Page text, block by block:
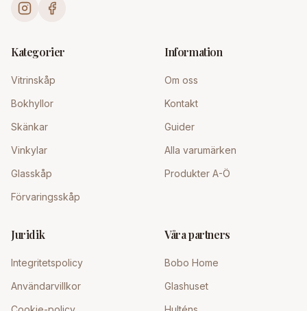
Kategorier
Vitrinskåp
Bokhyllor
Skänkar
Vinkylar
Glasskåp
Förvaringsskåp
Information
Om oss
Kontakt
Guider
Alla varumärken
Produkter A-Ö
Juridik
Integritetspolicy
Användarvillkor
Våra partners
Bobo Home
Glashuset